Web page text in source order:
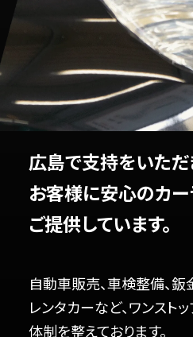
広島で支持をいただ
お客様に安心のカー
ご提供しています。
自動車販売、車検整備、鈑
レンタカーなど、ワンスト
体制を整えております。